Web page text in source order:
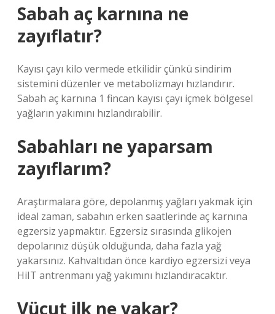
Sabah aç karnına ne
zayıflatır?
Kayısı çayı kilo vermede etkilidir çünkü sindirim
sistemini düzenler ve metabolizmayı hızlandırır.
Sabah aç karnına 1 fincan kayısı çayı içmek bölgesel
yağların yakımını hızlandırabilir.
Sabahları ne yaparsam
zayıflarım?
Araştırmalara göre, depolanmış yağları yakmak için
ideal zaman, sabahın erken saatlerinde aç karnına
egzersiz yapmaktır. Egzersiz sırasında glikojen
depolarınız düşük olduğunda, daha fazla yağ
yakarsınız. Kahvaltıdan önce kardiyo egzersizi veya
HiIT antrenmanı yağ yakımını hızlandıracaktır.
Vücut ilk ne yakar?